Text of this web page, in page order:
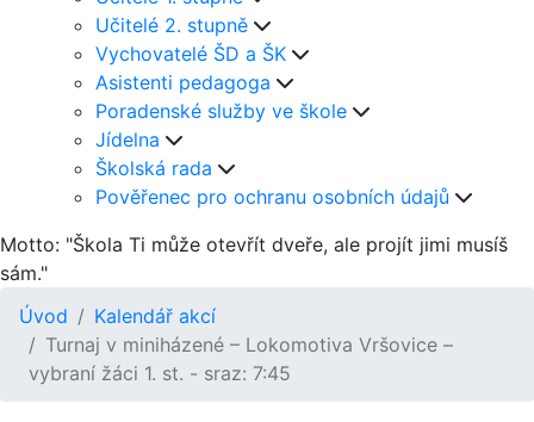
Učitelé 2. stupně
Vychovatelé ŠD a ŠK
Asistenti pedagoga
Poradenské služby ve škole
Jídelna
Školská rada
Pověřenec pro ochranu osobních údajů
Motto: "Škola Ti může otevřít dveře, ale projít jimi musíš
sám."
Úvod
Kalendář akcí
Turnaj v miniházené – Lokomotiva Vršovice –
vybraní žáci 1. st. - sraz: 7:45